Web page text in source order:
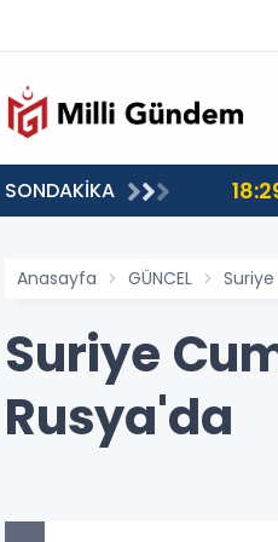
SONDAKİKA
Anasayfa GÜNCEL
Suriye
Rusya'da